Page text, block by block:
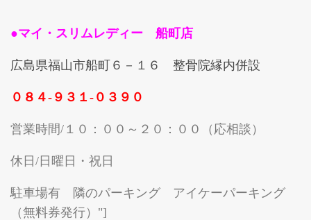
●マイ・スリムレディー 船町店
広島県福山市船町６－１６ 整骨院縁内併設
０８４-９３１-０３９０
営業時間/１０：００～２０：００（応相談）
休日/日曜日・祝日
駐車場有 隣のパーキング アイケーパーキング
（無料券発行）"]